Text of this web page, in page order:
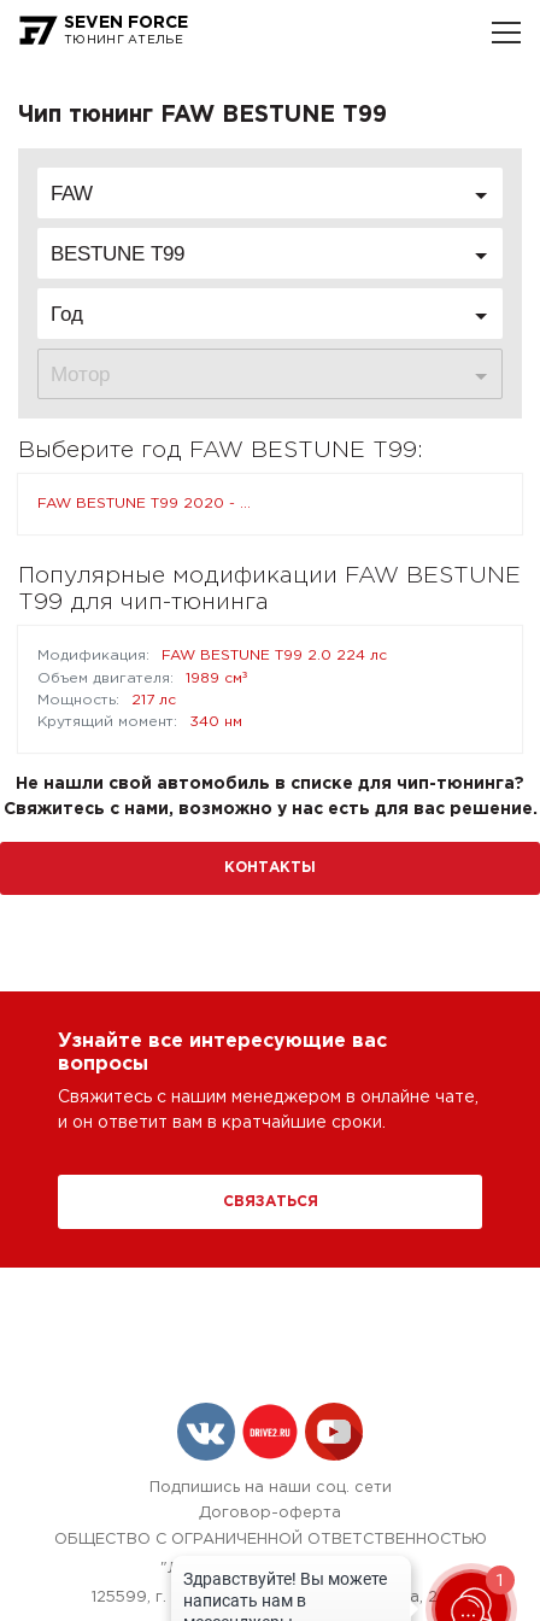
SEVEN FORCE
ТЮНИНГ АТЕЛЬЕ
Чип тюнинг FAW BESTUNE T99
FAW
BESTUNE T99
Год
Мотор
Выберите год FAW BESTUNE T99:
FAW BESTUNE T99 2020 - ...
Популярные модификации FAW BESTUNE
T99 для чип-тюнинга
FAW BESTUNE T99 2.0 224 лс
1989 см³
217 лс
340 нм
Не нашли свой автомобиль в списке для чип-тюнинга?
Свяжитесь с нами, возможно у нас есть для вас решение.
КОНТАКТЫ
Узнайте все интересующие вас
вопросы
Свяжитесь с нашим менеджером в онлайне чате,
и он ответит вам в кратчайшие сроки.
СВЯЗАТЬСЯ
Подпишись на наши соц. сети
Договор-оферта
ОБЩЕСТВО С ОГРАНИЧЕННОЙ ОТВЕТСТВЕННОСТЬЮ
"ЛОК БОКС АВТОСЕРВИС",
125599, г. Москва, улица Красная Сосна, 24
1